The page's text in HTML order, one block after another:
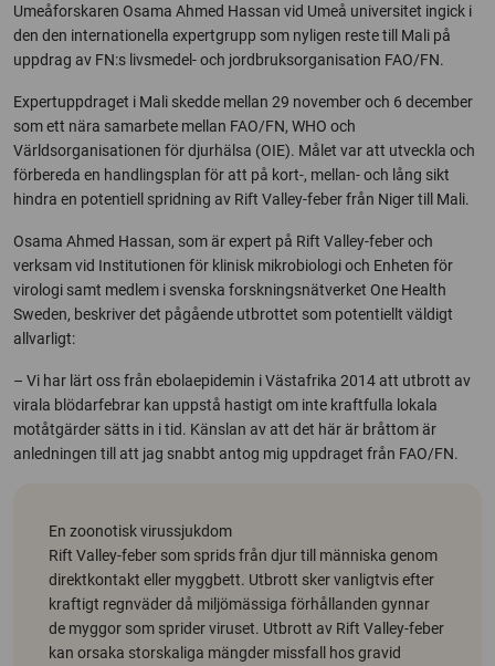
Umeåforskaren Osama Ahmed Hassan vid Umeå universitet ingick i
den den internationella expertgrupp som nyligen reste till Mali på
uppdrag av FN:s livsmedel- och jordbruksorganisation FAO/FN.
Expertuppdraget i Mali skedde mellan 29 november och 6 december
som ett nära samarbete mellan FAO/FN, WHO och
Världsorganisationen för djurhälsa (OIE). Målet var att utveckla och
förbereda en handlingsplan för att på kort-, mellan- och lång sikt
hindra en potentiell spridning av Rift Valley-feber från Niger till Mali.
Osama Ahmed Hassan, som är expert på Rift Valley-feber och
verksam vid Institutionen för klinisk mikrobiologi och Enheten för
virologi samt medlem i svenska forskningsnätverket One Health
Sweden, beskriver det pågående utbrottet som potentiellt väldigt
allvarligt:
– Vi har lärt oss från ebolaepidemin i Västafrika 2014 att utbrott av
virala blödarfebrar kan uppstå hastigt om inte kraftfulla lokala
motåtgärder sätts in i tid. Känslan av att det här är bråttom är
anledningen till att jag snabbt antog mig uppdraget från FAO/FN.
En zoonotisk virussjukdom
Rift Valley-feber som sprids från djur till människa genom
direktkontakt eller myggbett. Utbrott sker vanligtvis efter
kraftigt regnväder då miljömässiga förhållanden gynnar
de myggor som sprider viruset. Utbrott av Rift Valley-feber
kan orsaka storskaliga mängder missfall hos gravid